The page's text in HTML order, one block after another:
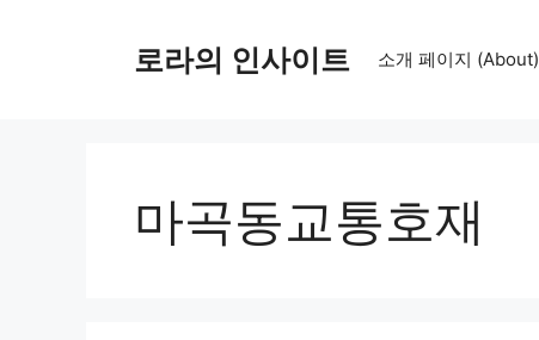
로라의 인사이트 소개 페이지 (About)
마곡동교통호재